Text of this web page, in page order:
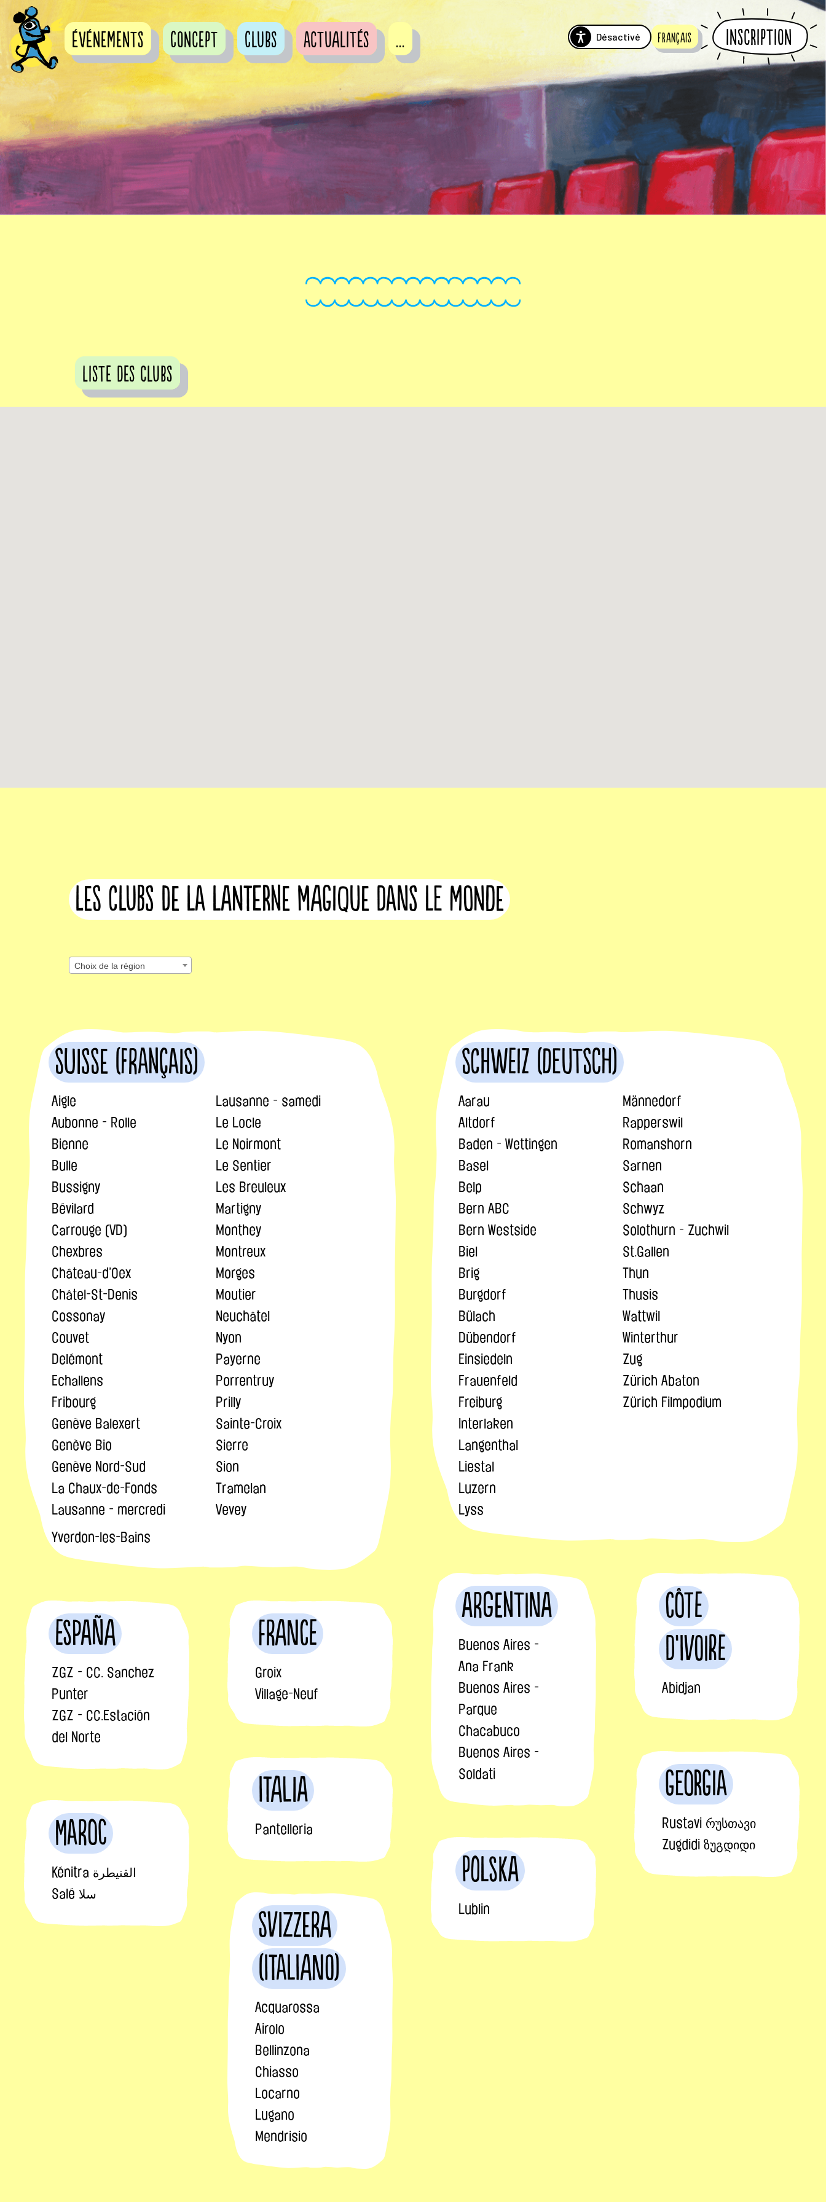
Désactivé Français Inscription
événements Concept Clubs Actualités ...
Liste des clubs
les clubs de la lanterne magique dans le monde
Choix de la région
Suisse (français)
Aigle
Aubonne - Rolle
Bienne
Bulle
Bussigny
Bévilard
Carrouge (VD)
Chexbres
Château-d’Oex
Châtel-St-Denis
Cossonay
Couvet
Delémont
Echallens
Fribourg
Genève Balexert
Genève Bio
Genève Nord-Sud
La Chaux-de-Fonds
Lausanne - mercredi
Lausanne - samedi
Le Locle
Le Noirmont
Le Sentier
Les Breuleux
Martigny
Monthey
Montreux
Morges
Moutier
Neuchâtel
Nyon
Payerne
Porrentruy
Prilly
Sainte-Croix
Sierre
Sion
Tramelan
Vevey
Yverdon-les-Bains
Schweiz (Deutsch)
Aarau
Altdorf
Baden - Wettingen
Basel
Belp
Bern ABC
Bern Westside
Biel
Brig
Burgdorf
Bülach
Dübendorf
Einsiedeln
Frauenfeld
Freiburg
Interlaken
Langenthal
Liestal
Luzern
Lyss
Männedorf
Rapperswil
Romanshorn
Sarnen
Schaan
Schwyz
Solothurn - Zuchwil
St.Gallen
Thun
Thusis
Wattwil
Winterthur
Zug
Zürich Abaton
Zürich Filmpodium
Argentina
Buenos Aires -
Ana Frank
Buenos Aires -
Parque
Chacabuco
Buenos Aires -
Soldati
Côte
d’Ivoire
Abidjan
España
ZGZ - CC. Sanchez
Punter
ZGZ - CC.Estación
del Norte
France
Groix
Village-Neuf
Georgia
Rustavi რუსთავი
Zugdidi ზუგდიდი
Italia
Pantelleria
Maroc
Kénitra القنيطرة
Salé سلا
Polska
Lublin
Svizzera
(Italiano)
Acquarossa
Airolo
Bellinzona
Chiasso
Locarno
Lugano
Mendrisio